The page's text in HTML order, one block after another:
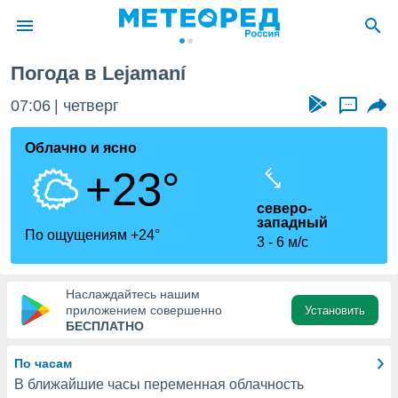
о
Вы можете
к этому
доступ
Погода в Lejamaní
07:06 четверг ...
Облачно и ясно
+23°
По ощущениям +24°
северо-
западный
3
6 м/с
Наслаждайтесь нашим
приложением совершенно
БЕСПЛАТНО
Установить
По часам
В ближайшие часы переменная облачность